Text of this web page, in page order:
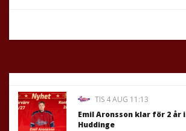
TIS 4 AUG 11:13
Emil Aronsson klar för 2 år i
Huddinge